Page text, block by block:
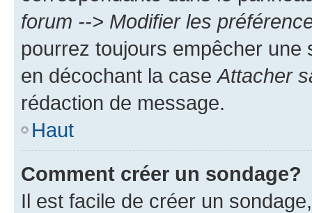
forum --> Modifier les
pourrez toujours empêcher
en décochant la caseAttacher
rédaction de message.
Haut
Comment créer un sondage?
Il est facile de créer un